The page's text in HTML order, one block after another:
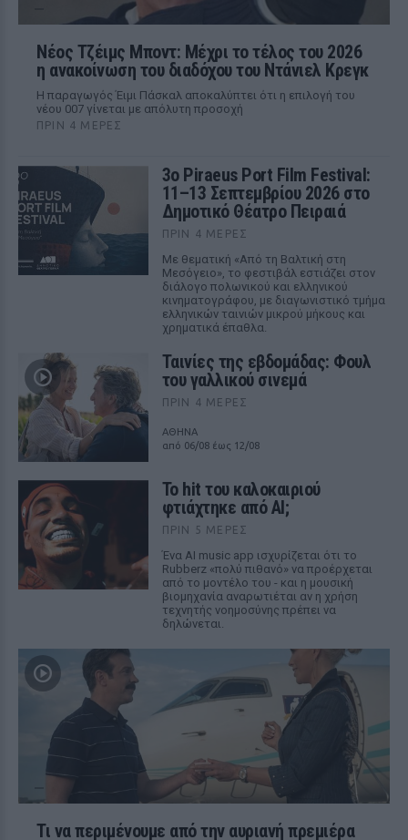
Νέος Τζέιμς Μποντ: Μέχρι το τέλος του 2026
η ανακοίνωση του διαδόχου του Ντάνιελ Κρεγκ
Η παραγωγός Έιμι Πάσκαλ αποκαλύπτει ότι η επιλογή του
νέου 007 γίνεται με απόλυτη προσοχή
ΠΡΙΝ 4 ΜΈΡΕΣ
3ο Piraeus Port Film Festival:
11–13 Σεπτεμβρίου 2026 στο
Δημοτικό Θέατρο Πειραιά
ΠΡΙΝ 4 ΜΈΡΕΣ
Με θεματική «Από τη Βαλτική στη
Μεσόγειο», το φεστιβάλ εστιάζει στον
διάλογο πολωνικού και ελληνικού
κινηματογράφου, με διαγωνιστικό τμήμα
ελληνικών ταινιών μικρού μήκους και
χρηματικά έπαθλα.
Ταινίες της εβδομάδας: Φουλ
του γαλλικού σινεμά
ΠΡΙΝ 4 ΜΈΡΕΣ
ΑΘΗΝΑ
από 06/08 έως 12/08
Το hit του καλοκαιριού
φτιάχτηκε από AI;
ΠΡΙΝ 5 ΜΈΡΕΣ
Ένα AI music app ισχυρίζεται ότι το
Rubberz «πολύ πιθανό» να προέρχεται
από το μοντέλο του - και η μουσική
βιομηχανία αναρωτιέται αν η χρήση
τεχνητής νοημοσύνης πρέπει να
δηλώνεται.
Τι να περιμένουμε από την αυριανή πρεμιέρα